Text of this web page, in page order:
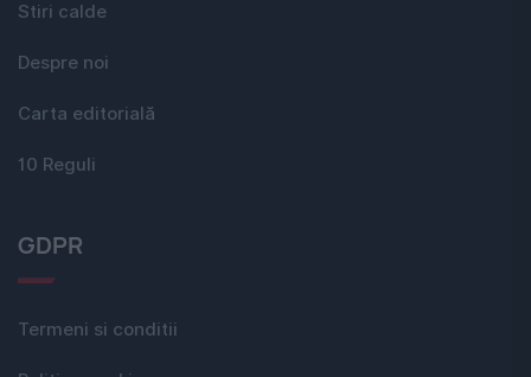
Stiri calde
Despre noi
Carta editorială
10 Reguli
GDPR
Termeni si conditii